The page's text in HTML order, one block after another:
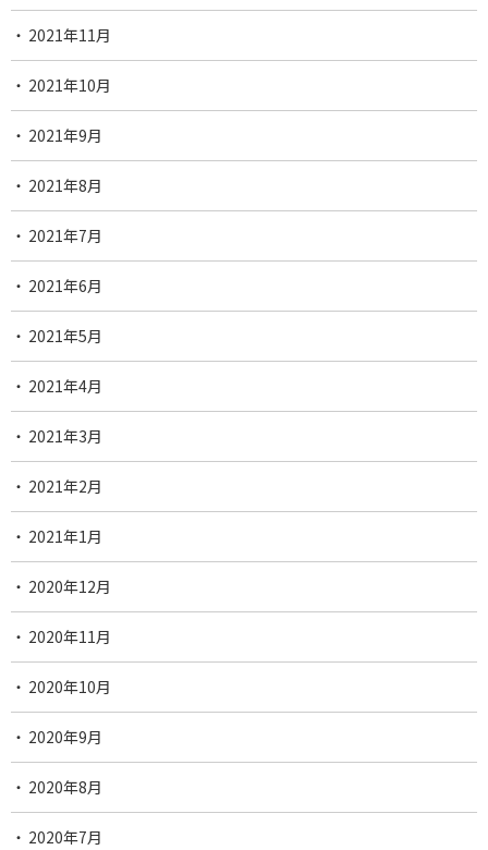
2021年11月
2021年10月
2021年9月
2021年8月
2021年7月
2021年6月
2021年5月
2021年4月
2021年3月
2021年2月
2021年1月
2020年12月
2020年11月
2020年10月
2020年9月
2020年8月
2020年7月